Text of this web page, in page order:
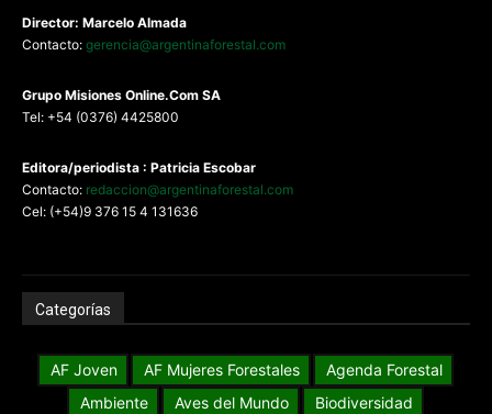
Director: Marcelo Almada
Contacto: gerencia@argentinaforestal.com
Grupo Misiones Online.Com SA
Tel: +54 (0376) 4425800
Editora/periodista : Patricia Escobar
Contacto: redaccion@argentinaforestal.com
Cel: (+54)9 376 15 4 131636
Categorías
AF Joven AF Mujeres Forestales
Agenda Forestal
Ambiente
Aves del Mundo
Biodiversidad